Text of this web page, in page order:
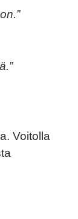
Voitolla